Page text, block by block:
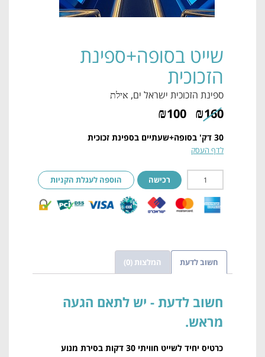
שייט בסופה+ספינת
הזכוכית
ספינת הזכוכית ישראל ים, אילת
₪160
₪100
30 דק' בסופה+שעתיים בספינת זכוכית
לדף העסק
רכישה הוספה לעגלת הקניות
חשוב לדעת המלצות (0)
חשוב לדעת
כרטיס יחיד לשייט חוויתי 30 דקות בסירת מנוע